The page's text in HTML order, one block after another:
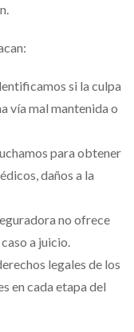
si la culpa
vía mal mantenida o
para obtener
daños a la
no ofrece
a juicio.
legales de los
en cada etapa del